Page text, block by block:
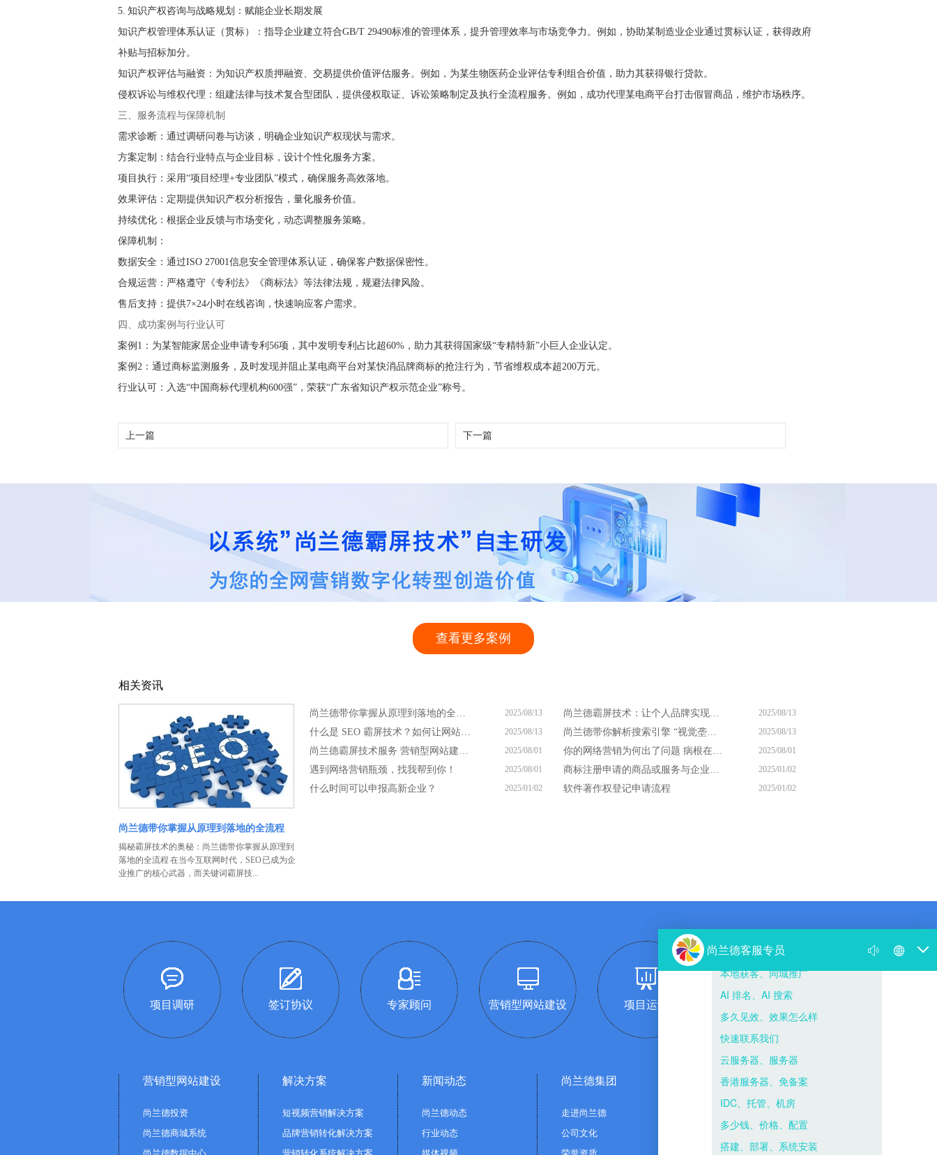
5. 知识产权咨询与战略规划：赋能企业长期发展
知识产权管理体系认证（贯标）：指导企业建立符合GB/T 29490标准的管理体系，提升管理效率与市场竞争力。例如，协助某制造业企业通过贯标认证，获得政府
补贴与招标加分。
知识产权评估与融资：为知识产权质押融资、交易提供价值评估服务。例如，为某生物医药企业评估专利组合价值，助力其获得银行贷款。
侵权诉讼与维权代理：组建法律与技术复合型团队，提供侵权取证、诉讼策略制定及执行全流程服务。例如，成功代理某电商平台打击假冒商品，维护市场秩序。
三、服务流程与保障机制
需求诊断：通过调研问卷与访谈，明确企业知识产权现状与需求。
方案定制：结合行业特点与企业目标，设计个性化服务方案。
项目执行：采用“项目经理+专业团队”模式，确保服务高效落地。
效果评估：定期提供知识产权分析报告，量化服务价值。
持续优化：根据企业反馈与市场变化，动态调整服务策略。
保障机制：
数据安全：通过ISO 27001信息安全管理体系认证，确保客户数据保密性。
合规运营：严格遵守《专利法》《商标法》等法律法规，规避法律风险。
售后支持：提供7×24小时在线咨询，快速响应客户需求。
四、成功案例与行业认可
案例1：为某智能家居企业申请专利56项，其中发明专利占比超60%，助力其获得国家级“专精特新”小巨人企业认定。
案例2：通过商标监测服务，及时发现并阻止某电商平台对某快消品牌商标的抢注行为，节省维权成本超200万元。
行业认可：入选“中国商标代理机构600强”，荣获“广东省知识产权示范企业”称号。
上一篇 下一篇
查看更多案例
相关资讯
尚兰德带你掌握从原理到落地的全流程
揭秘霸屏技术的奥秘：尚兰德带你掌握从原理到
落地的全流程 在当今互联网时代，SEO 已成为企
业推广的核心武器，而关键词霸屏技...
尚兰德带你掌握从原理到落地的全流程 2025/08/13 尚兰德霸屏技术：让个人品牌实现搜索引擎 视觉垄断 2025/08/13
什么是 SEO 霸屏技术？如何让网站凭此脱颖而出？ 2025/08/13 尚兰德带你解析搜索引擎 “视觉垄断” 的核心逻辑 2025/08/13
尚兰德霸屏技术服务 营销型网站建设服务商 2025/08/01 你的网络营销为何出了问题 病根在思想上 2025/08/01
遇到网络营销瓶颈，找我帮到你！ 2025/08/01 商标注册申请的商品或服务与企业经营范围一样吗 2025/01/02
什么时间可以申报高新企业？ 2025/01/02 软件著作权登记申请流程 2025/01/02
项目调研 签订协议 专家顾问 营销型网站建设 项目运营
营销型网站建设
尚兰德投资
尚兰德商城系统
解决方案
短视频营销解决方案
品牌营销转化解决方案
新闻动态
尚兰德动态
行业动态
尚兰德集团
走进尚兰德
公司文化